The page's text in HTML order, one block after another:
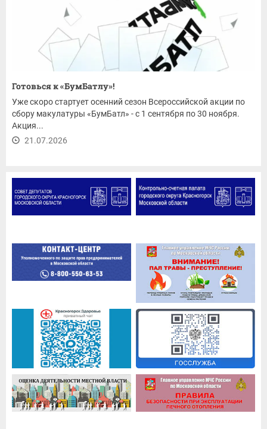
Готовься к «БумБатлу»!
Уже скоро стартует осенний сезон Всероссийской акции по
сбору макулатуры «БумБатл» - с 1 сентября по 30 ноября.
Акция...
21.07.2026